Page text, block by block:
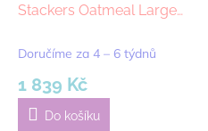
Stackers Oatmeal Large
krémová
Doručíme za 4 – 6 týdnů
1 839 Kč
Do košíku